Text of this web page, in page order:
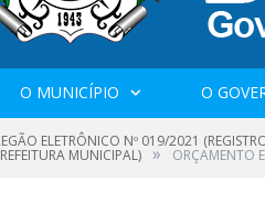
O MUNICÍPIO O
ELETRÔNICO Nº 019/2021
MUNICIPAL) » ORÇAMENTO